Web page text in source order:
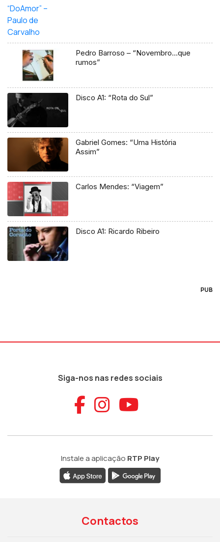
Pedro Barroso – “Novembro…que
rumos”
Disco A1: “Rota do Sul”
Gabriel Gomes: “Uma História
Assim”
Carlos Mendes: “Viagem”
Disco A1: Ricardo Ribeiro
PUB
Siga-nos nas redes sociais
Aceder ao
Aceder ao
Aceder
Instale a aplicação RTP Play
Contactos